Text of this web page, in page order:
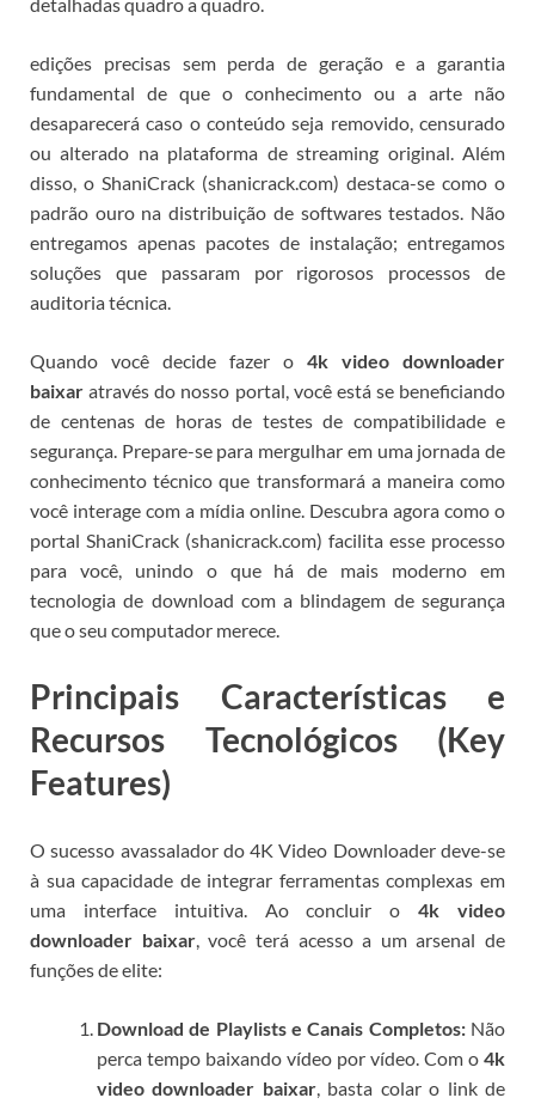
edições precisas sem perda de geração e a garantia
fundamental de que o conhecimento ou a arte não
desaparecerá caso o conteúdo seja removido, censurado
ou alterado na plataforma de streaming original. Além
disso, o ShaniCrack (shanicrack.com) destaca-se como o
padrão ouro na distribuição de softwares testados. Não
entregamos apenas pacotes de instalação; entregamos
soluções que passaram por rigorosos processos de
auditoria técnica.
Quando você decide fazer o 4k video downloader
baixar através do nosso portal, você está se beneficiando
de centenas de horas de testes de compatibilidade e
segurança. Prepare-se para mergulhar em uma jornada de
conhecimento técnico que transformará a maneira como
você interage com a mídia online. Descubra agora como o
portal ShaniCrack (shanicrack.com) facilita esse processo
para você, unindo o que há de mais moderno em
tecnologia de download com a blindagem de segurança
que o seu computador merece.
Principais Características e
Recursos Tecnológicos (Key
Features)
O sucesso avassalador do 4K Video Downloader deve-se
à sua capacidade de integrar ferramentas complexas em
uma interface intuitiva. Ao concluir o4k video
downloader baixar, você terá acesso a um arsenal de
funções de elite:
Download de Playlists e Canais Completos:Não
perca tempo baixando vídeo por vídeo. Com o 4k
video downloader baixar, basta colar o link de